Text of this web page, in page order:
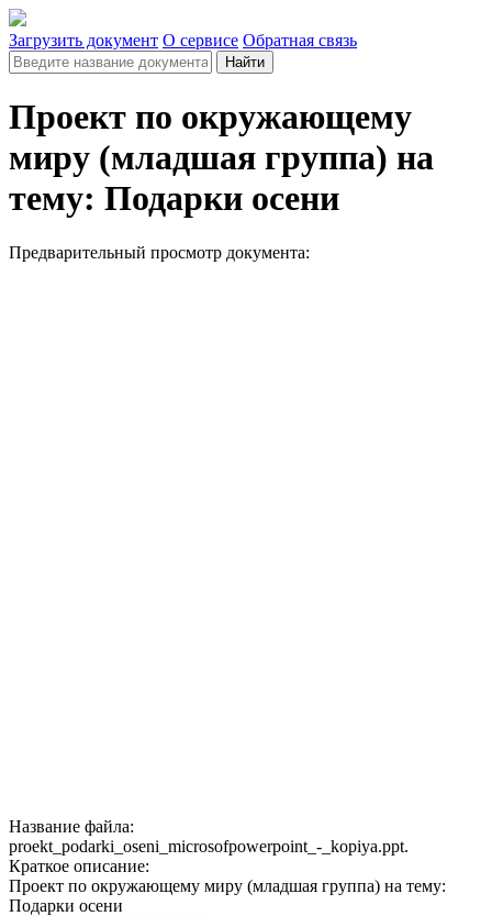
Загрузить документ О сервисе Обратная связь
Найти
Проект по окружающему
миру (младшая группа) на
тему: Подарки осени
Предварительный просмотр документа:
Название файла:
proekt_podarki_oseni_microsofpowerpoint_-_kopiya.ppt.
Краткое описание:
Проект по окружающему миру (младшая группа) на тему:
Подарки осени